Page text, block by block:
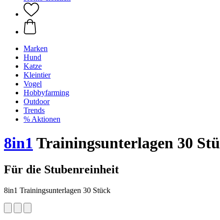
Marken
Hund
Katze
Kleintier
Vogel
Hobbyfarming
Outdoor
Trends
% Aktionen
8in1 Trainingsunterlagen 30
Für die Stubenreinheit
8in1 Trainingsunterlagen 30 Stück